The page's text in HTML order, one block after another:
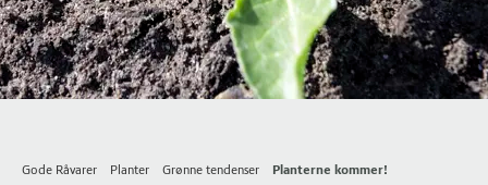
Gode Råvarer Planter Grønne tendenser Planterne kommer!